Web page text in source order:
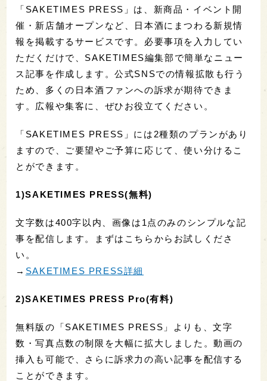
「SAKETIMES PRESS」は、新商品・イベント開
催・新店舗オープンなど、日本酒にまつわる新規情
報を掲載するサービスです。必要事項を入力してい
ただくだけで、SAKETIMES編集部で簡単なニュー
ス記事を作成します。公式SNSでの情報拡散も行う
ため、多くの日本酒ファンへの訴求が期待できま
す。広報や集客に、ぜひお役立てください。
「SAKETIMES PRESS」には2種類のプランがあり
ますので、ご要望やご予算に応じて、使い分けるこ
とができます。
1)SAKETIMES PRESS(無料)
文字数は400字以内、画像は1点のみのシンプルな記
事を配信します。まずはこちらからお試しくださ
い。
→ SAKETIMES PRESS詳細
2)SAKETIMES PRESS Pro(有料)
無料版の「SAKETIMES PRESS」よりも、文字
数・写真点数の制限を大幅に拡大しました。動画の
挿入も可能で、さらに訴求力の高い記事を配信する
ことができます。